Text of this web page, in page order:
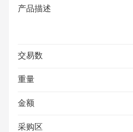
产品描述
交易数
重量
金额
采购区